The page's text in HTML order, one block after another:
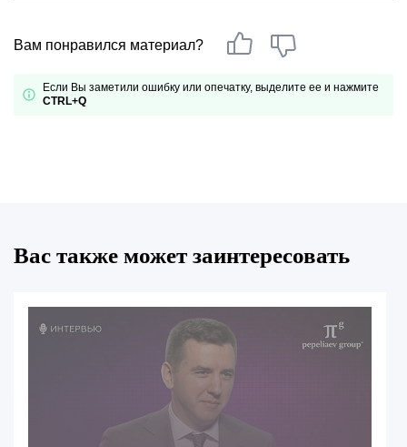
Вам понравился материал?
Если Вы заметили ошибку или опечатку, выделите ее и нажмите
CTRL+Q
Вас также может заинтересовать